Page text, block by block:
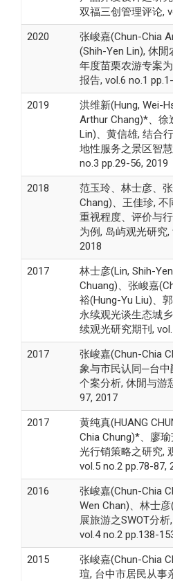
双福三创管理评论,
2020
张峻嘉(Chun-Chia
(Shih-Yen Lin), 休
年度苗栗农游专案
报告, vol.6 no.1
2019
洪维新(Hung, Wei-
Arthur Chang)*、徐
Lin)、黄信雄, 结合
地性服务之景区智
no.3 pp.29-56, 2019
2018
范玉玲、林士彦、
Chang)、王佳珍,
重视程度、评价与
为例, 岛屿观光研究,
2018
2017
林士彦(Lin, Shih-
Chuang)、张峻嘉
裕(Hung-Yu Liu)、
永续观光谈生态城
续观光研究期刊,
2017
张峻嘉(Chun-Chia
象与市民认同─台中
个案分析, 休閒与游
97, 2017
2017
黄纯真(HUANG
Chia Chung)*、廖
光行销策略之研究,
vol.5 no.2 pp.78-87,
2016
张峻嘉(Chun-Chia
Wen Chan)、林士
展旅游之SWOT分
vol.4 no.2 pp.138-
2015
张峻嘉(Chun-Chia
瑄, 台中市居民从事